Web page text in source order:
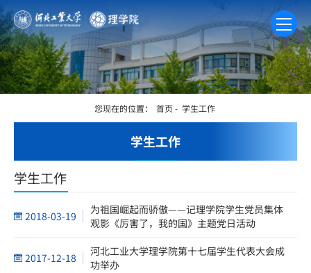
学生工作
您现在的位置： 首页 - 学生工作
学生工作
2018-03-19
为祖国崛起而骄傲——记理学院学生党员集体
观影《厉害了，我的国》主题党日活动
2017-12-18
河北工业大学理学院第十七届学生代表大会成
功举办